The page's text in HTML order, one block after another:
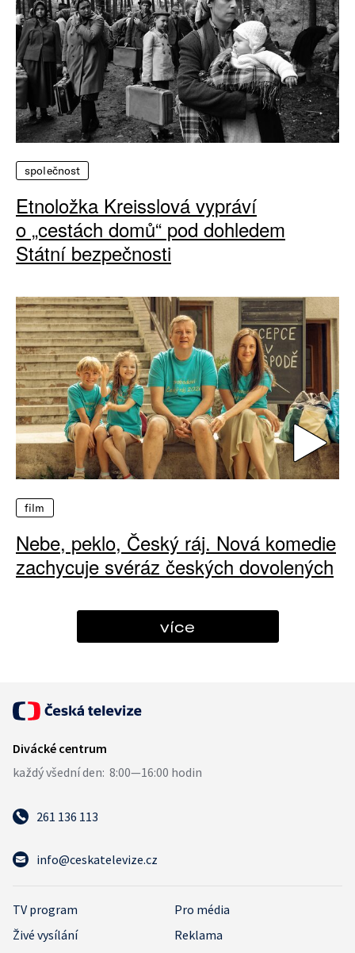
společnost
Etnoložka Kreisslová vypráví
o „cestách domů“ pod dohledem
Státní bezpečnosti
film
Nebe, peklo, Český ráj. Nová komedie
zachycuje svéráz českých dovolených
více
261 136 113
info@ceskatelevize.cz
TV program
Pro média
Živé vysílání
Reklama